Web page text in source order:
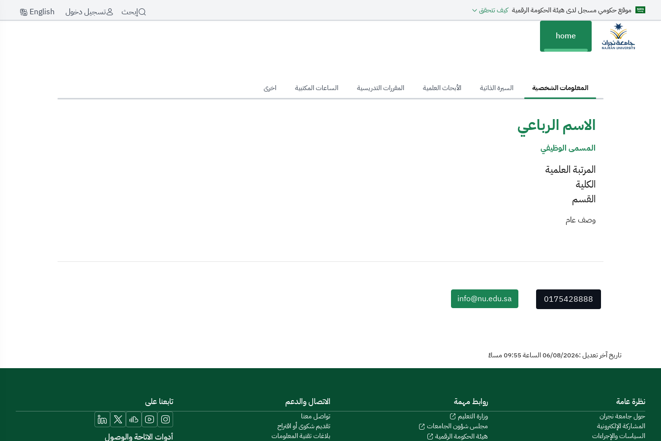
موقع حكومي مسجل لدى هيئة الحكومة الرقمية كيف تتحقق إبحث تسجيل دخول English
home
المعلومات الشخصية السيرة الذاتية الأبحاث العلمية المقررات التدريسية الساعات المكتبية اخرى
الاسم الرباعي
المسمى الوظيفي
المرتبة العلمية
الكلية
القسم
وصف عام
0175428888
info@nu.edu.sa
تاريخ آخر تعديل :06/08/2026 الساعة 09:55 مساءً
نظرة عامة
حول جامعة نجران
المشاركة الإلكترونية
السياسات والإجراءات
روابط مهمة
وزارة التعليم
مجلس شؤون الجامعات
هيئة الحكومة الرقمية
الاتصال والدعم
تواصل معنا
تقديم شكوى أو اقتراح
بلاغات تقنية المعلومات
تابعنا على
أدوات الاتاحة والوصول